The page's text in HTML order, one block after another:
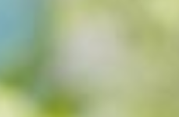
de la mise en œuvre de
toujours plus forte, ces
les membres du